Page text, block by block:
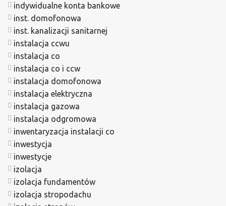
indywidualne konta bankowe
inst. domofonowa
inst. kanalizacji sanitarnej
instalacja ccwu
instalacja co
instalacja co i ccw
instalacja domofonowa
instalacja elektryczna
instalacja gazowa
instalacja odgromowa
inwentaryzacja instalacji co
inwestycja
inwestycje
izolacja
izolacja fundamentów
izolacja stropodachu